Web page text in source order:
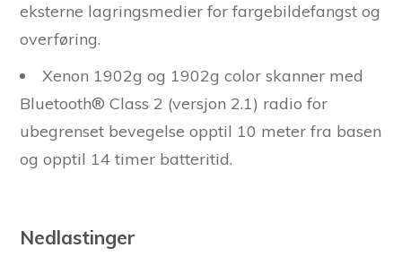
eksterne lagringsmedier for fargebildefangst og
overføring.
Xenon 1902g og 1902g color skanner med
Bluetooth® Class 2 (versjon 2.1) radio for
ubegrenset bevegelse opptil 10 meter fra basen
og opptil 14 timer batteritid.
Nedlastinger